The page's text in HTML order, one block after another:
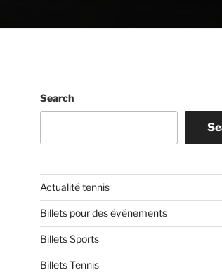
Search
Actualité tennis
Billets pour des événements
Billets Sports
Billets Tennis